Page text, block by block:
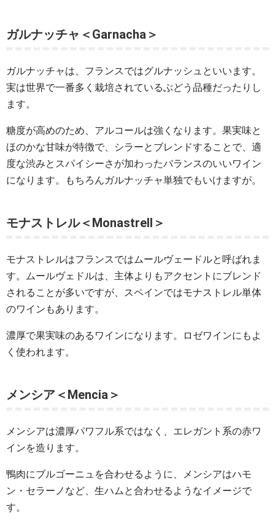
ガルナッチャ＜Garnacha＞
ガルナッチャは、フランスではグルナッシュといいます。
実は世界で一番多く栽培されているぶどう品種だったりし
ます。
糖度が高めのため、アルコールは強くなります。果実味と
ほのかな甘味が特徴で、シラーとブレンドすることで、適
度な渋みとスパイシーさが加わったバランスのいいワイン
になります。もちろんガルナッチャ単独でもいけますが。
モナストレル＜Monastrell＞
モナストレルはフランスではムールヴェードルと呼ばれま
す。ムールヴェドルは、主体よりもアクセントにブレンド
されることが多いですが、スペインではモナストレル単体
のワインもあります。
濃厚で果実味のあるワインになります。ロゼワインにもよ
く使われます。
メンシア＜Mencia＞
メンシアは濃厚パワフル系ではなく、エレガント系の赤ワ
インを造ります。
鴨肉にブルゴーニュを合わせるように、メンシアはハモ
ン・セラーノなど、生ハムと合わせるようなイメージで
す。